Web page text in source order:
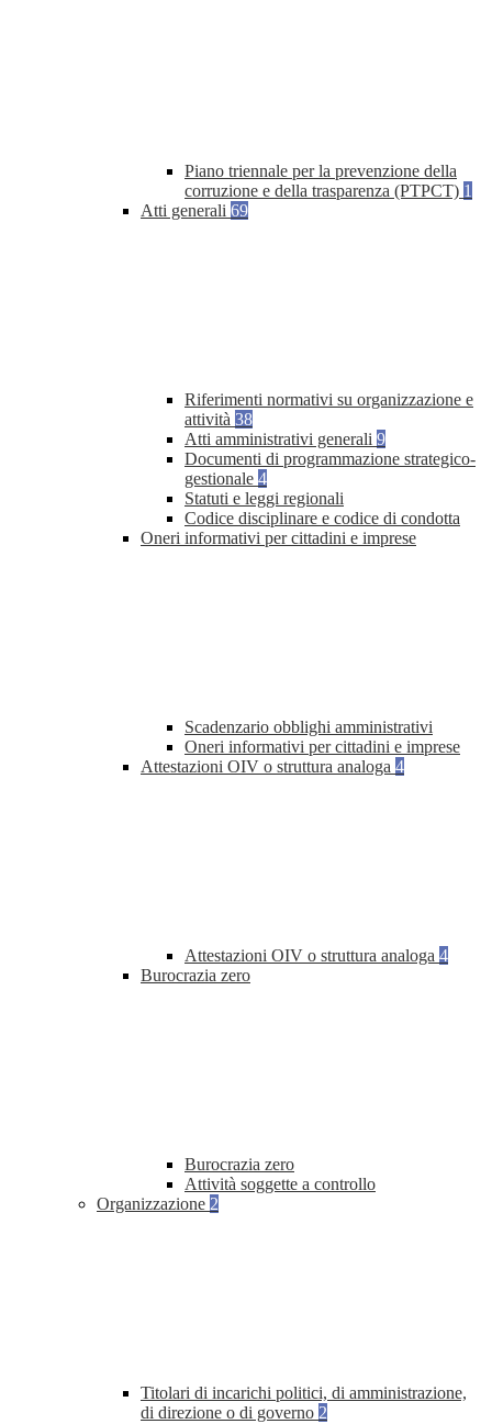
Piano triennale per la prevenzione della
corruzione e della trasparenza (PTPCT) 1
Atti generali 69
Riferimenti normativi su organizzazione e
attività 38
Atti amministrativi generali 9
Documenti di programmazione strategico-
gestionale 4
Statuti e leggi regionali
Codice disciplinare e codice di condotta
Oneri informativi per cittadini e imprese
Scadenzario obblighi amministrativi
Oneri informativi per cittadini e imprese
Attestazioni OIV o struttura analoga 4
Attestazioni OIV o struttura analoga 4
Burocrazia zero
Burocrazia zero
Attività soggette a controllo
Organizzazione 2
Titolari di incarichi politici, di amministrazione,
di direzione o di governo 2